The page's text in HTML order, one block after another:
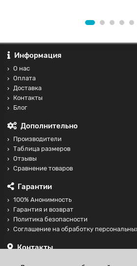
Информация
О нас
Оплата
Доставка
Контакты
Блог
Дополнительно
Производители
Таблица размеров
Отзывы
Сравнение товаров
Гарантии
100% Анонимность
Гарантия и возврат
Политика безопасности
Соглашение на обработку
Контакты